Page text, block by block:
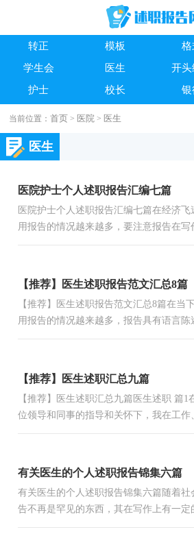
转正 模板 格
学生会
医生 开头
护士
校长 银
当前位置：首页 > 医院 > 医生
医生
医院护士个人述职报告汇编七篇
医院护士个人述职报告汇编七篇在经济
用报告的情况越来越多，要注意报告在写
【推荐】医生述职报告范文汇总8篇
【推荐】医生述职报告范文汇总8篇在当
用报告的情况越来越多，报告具有语言陈
【推荐】医生述职汇总九篇
【推荐】医生述职汇总九篇医生述职 篇1
位领导和同事的指导和关怀下，我在工
有关医生的个人述职报告锦集六篇
有关医生的个人述职报告锦集六篇随着社
告不再是罕见的东西，其在写作上有一定